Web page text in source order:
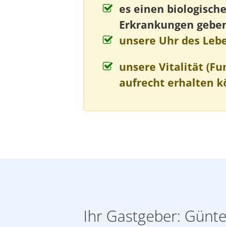
es einen
Erkrankungen
unsere Uhr des
unsere Vitalität
aufrecht erhalten
Ihr Gastgeber: